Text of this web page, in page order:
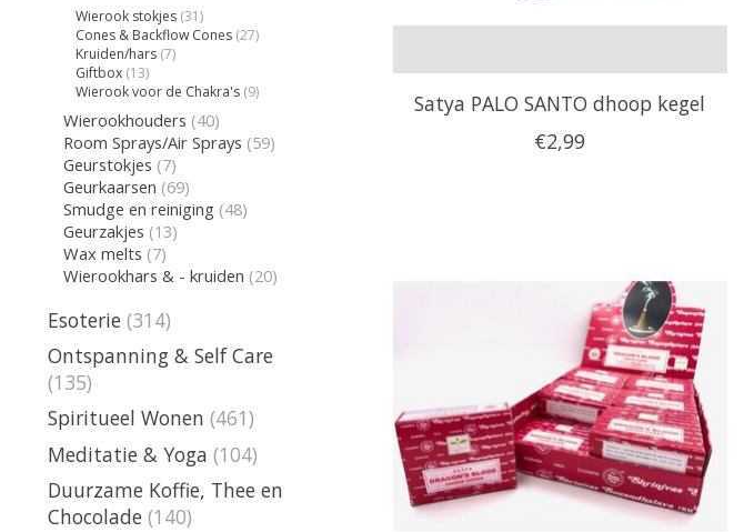
Wierook stokjes (31)
Cones & Backflow Cones (27)
Kruiden/hars (7)
Giftbox (13)
Wierook voor de Chakra's (9)
Wierookhouders (40)
Room Sprays/Air Sprays (59)
Geurstokjes (7)
Geurkaarsen (69)
Smudge en reiniging (48)
Geurzakjes (13)
Wax melts (7)
Wierookhars & - kruiden (20)
Esoterie (314)
Ontspanning & Self Care
(135)
Spiritueel Wonen (461)
Meditatie & Yoga (104)
Duurzame Koffie, Thee en
Chocolade (140)
Satya PALO SANTO dhoop kegel
€2,99